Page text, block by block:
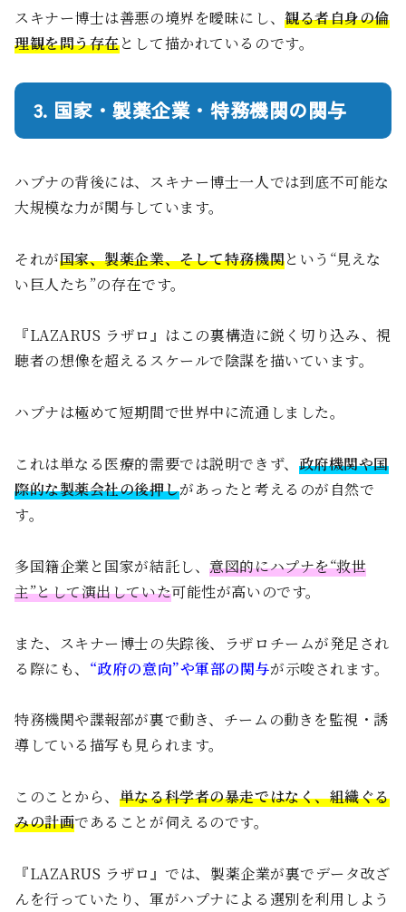
スキナー博士は善悪の境界を曖昧にし、観る者自身の倫
理観を問う存在として描かれているのです。
3. 国家・製薬企業・特務機関の関与
ハプナの背後には、スキナー博士一人では到底不可能な
大規模な力が関与しています。
それが国家、製薬企業、そして特務機関という“見えな
い巨人たち”の存在です。
『LAZARUS ラザロ』はこの裏構造に鋭く切り込み、視
聴者の想像を超えるスケールで陰謀を描いています。
ハプナは極めて短期間で世界中に流通しました。
これは単なる医療的需要では説明できず、 政府機関や国
際的な製薬会社の後押しがあったと考えるのが自然で
す。
多国籍企業と国家が結託し、意図的にハプナを“救世
主”として演出していた可能性が高いのです。
また、スキナー博士の失踪後、ラザロチームが発足され
る際にも、 “政府の意向”や軍部の関与が示唆されます。
特務機関や諜報部が裏で動き、チームの動きを監視・誘
導している描写も見られます。
このことから、 単なる科学者の暴走ではなく、組織ぐる
みの計画であることが伺えるのです。
『LAZARUS ラザロ』では、製薬企業が裏でデータ改ざ
んを行っていたり、軍がハプナによる選別を利用しよう